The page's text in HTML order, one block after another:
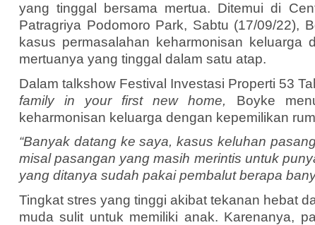
yang tinggal bersama mertua. Ditemui di
Patragriya Podomoro Park, Sabtu (17/09/22),
kasus permasalahan keharmonisan
mertuanya yang tinggal dalam satu atap.
Dalam talkshow Festival Investasi Properti 53
family in your first new home, Boyke
keharmonisan keluarga dengan kepemilikan
“Banyak datang ke saya, kasus keluhan
misal pasangan yang masih merintis untuk
yang ditanya sudah pakai pembalut berapa
Tingkat stres yang tinggi akibat tekanan hebat
muda sulit untuk memiliki anak. Karenanya,